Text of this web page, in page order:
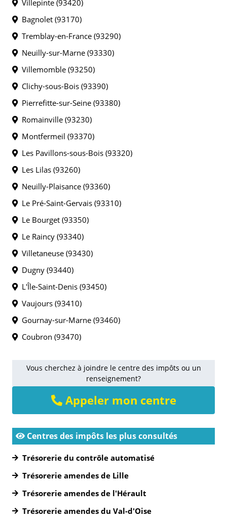
Villepinte (93420)
Bagnolet (93170)
Tremblay-en-France (93290)
Neuilly-sur-Marne (93330)
Villemomble (93250)
Clichy-sous-Bois (93390)
Pierrefitte-sur-Seine (93380)
Romainville (93230)
Montfermeil (93370)
Les Pavillons-sous-Bois (93320)
Les Lilas (93260)
Neuilly-Plaisance (93360)
Le Pré-Saint-Gervais (93310)
Le Bourget (93350)
Le Raincy (93340)
Villetaneuse (93430)
Dugny (93440)
L'Île-Saint-Denis (93450)
Vaujours (93410)
Gournay-sur-Marne (93460)
Coubron (93470)
Vous cherchez à joindre le centre des impôts ou un
renseignement?
Appeler mon centre
Centres des impôts les plus consultés
Trésorerie du contrôle automatisé
Trésorerie amendes de Lille
Trésorerie amendes de l'Hérault
Trésorerie amendes du Val-d'Oise